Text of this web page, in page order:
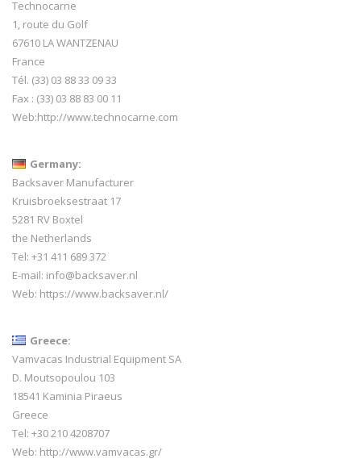
Technocarne
1, route du Golf
67610 LA WANTZENAU
France
Tél. (33) 03 88 33 09 33
Fax : (33) 03 88 83 00 11
Web:http://www.technocarne.com
Germany:
Backsaver Manufacturer
Kruisbroeksestraat 17
5281 RV Boxtel
the Netherlands
Tel: +31 411 689 372
E-mail: info@backsaver.nl
Web: https://www.backsaver.nl/
Greece:
Vamvacas Industrial Equipment SA
D. Moutsopoulou 103
18541 Kaminia Piraeus
Greece
Tel: +30 210 4208707
Web: http://www.vamvacas.gr/